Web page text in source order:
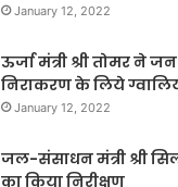
January 12, 2022
ऊर्जा मंत्री श्री तोमर ने
निराकरण के लिये
January 12, 2022
जल-संसाधन मंत्री श्री
का किया निरीक्षण